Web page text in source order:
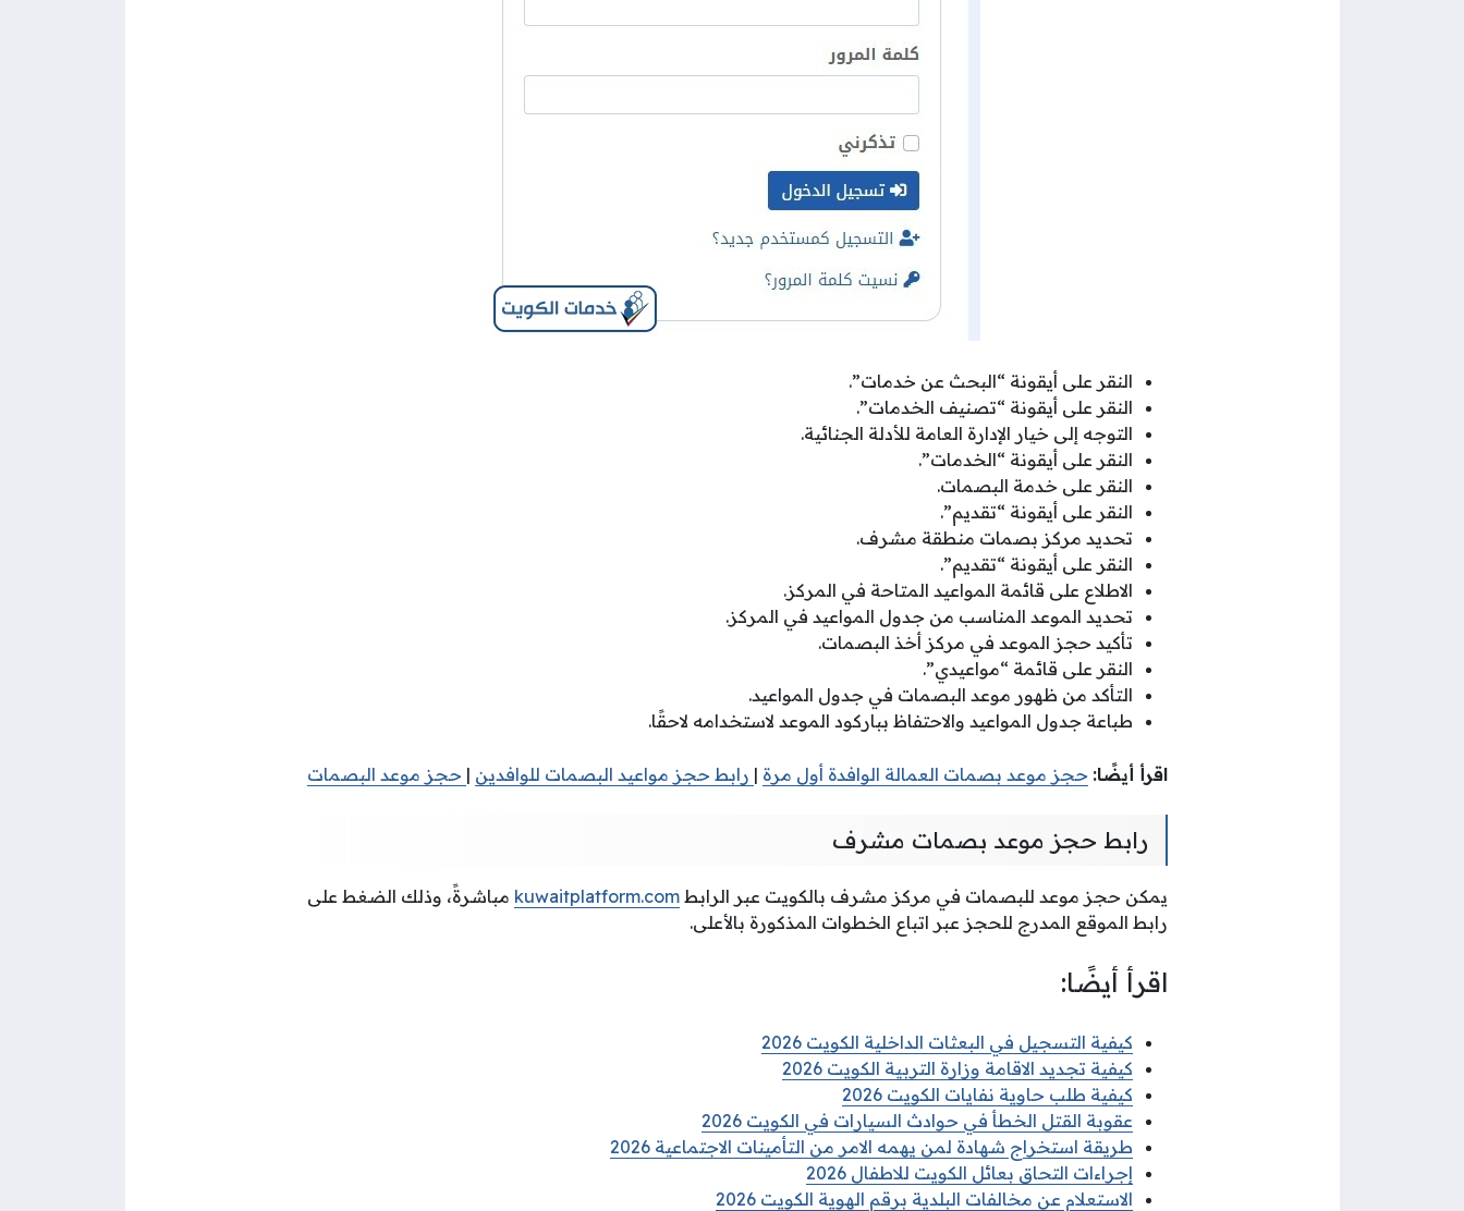
النقر على أيقونة “البحث عن خدمات”.
النقر على أيقونة “تصنيف الخدمات”.
التوجه إلى خيار الإدارة العامة للأدلة الجنائية.
النقر على أيقونة “الخدمات”.
النقر على خدمة البصمات.
النقر على أيقونة “تقديم”.
تحديد مركز بصمات منطقة مشرف.
النقر على أيقونة “تقديم”.
الاطلاع على قائمة المواعيد المتاحة في المركز.
تحديد الموعد المناسب من جدول المواعيد في المركز.
تأكيد حجز الموعد في مركز أخذ البصمات.
النقر على قائمة “مواعيدي”.
التأكد من ظهور موعد البصمات في جدول المواعيد.
طباعة جدول المواعيد والاحتفاظ بباركود الموعد لاستخدامه لاحقًا.
اقرأ أيضًا: حجز موعد بصمات العمالة الوافدة أول مرة | رابط حجز مواعيد البصمات للوافدين | حجز موعد البصمات
رابط حجز موعد بصمات مشرف
يمكن حجز موعد للبصمات في مركز مشرف بالكويت عبر الرابط kuwaitplatform.com مباشرةً، وذلك الضغط على
رابط الموقع المدرج للحجز عبر اتباع الخطوات المذكورة بالأعلى.
اقرأ أيضًا:
كيفية التسجيل في البعثات الداخلية الكويت 2026
كيفية تجديد الاقامة وزارة التربية الكويت 2026
كيفية طلب حاوية نفايات الكويت 2026
عقوبة القتل الخطأ في حوادث السيارات في الكويت 2026
طريقة استخراج شهادة لمن يهمه الامر من التأمينات الاجتماعية 2026
إجراءات التحاق بعائل الكويت للاطفال 2026
الاستعلام عن مخالفات البلدية برقم الهوية الكويت 2026